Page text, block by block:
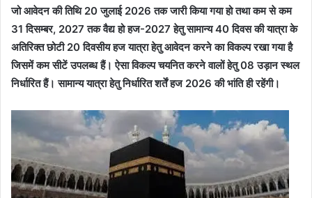
जो आवेदन की तिथि 20 जुलाई 2026 तक जारी किया गया हो तथा कम से कम
31 दिसम्बर, 2027 तक वैद्य हो हज-2027 हेतु सामान्य 40 दिवस की यात्रा के
अतिरिक्त छोटी 20 दिवसीय हज यात्रा हेतु आवेदन करने का विकल्प रखा गया है
जिसमें कम सीटें उपलब्ध हैं। ऐसा विकल्प चयनित करने वालों हेतु 08 उड़ान स्थल
निर्धारित हैं। सामान्य यात्रा हेतु निर्धारित शर्तें हज 2026 की भांति ही रहेंगी।